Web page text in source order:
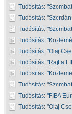
Tudósítás:
Tudósítás:
Tudósítás:
Tudósítás:
Tudósítás: Olaj
Tudósítás:
Rajt a
Tudósítás:
Tudósítás:
Tudósítás:
FIBA
Tudósítás: Olaj